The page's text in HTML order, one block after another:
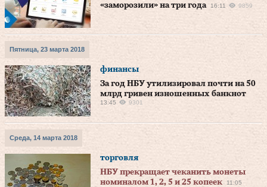
«заморозили» на три года
16:11 9859
Пятница, 23 марта 2018
финансы
За год НБУ утилизировал почти на 50
млрд гривен изношенных банкнот
13:45 9301
Среда, 14 марта 2018
торговля
НБУ прекращает чеканить монеты
номиналом 1, 2, 5 и 25 копеек
11:05